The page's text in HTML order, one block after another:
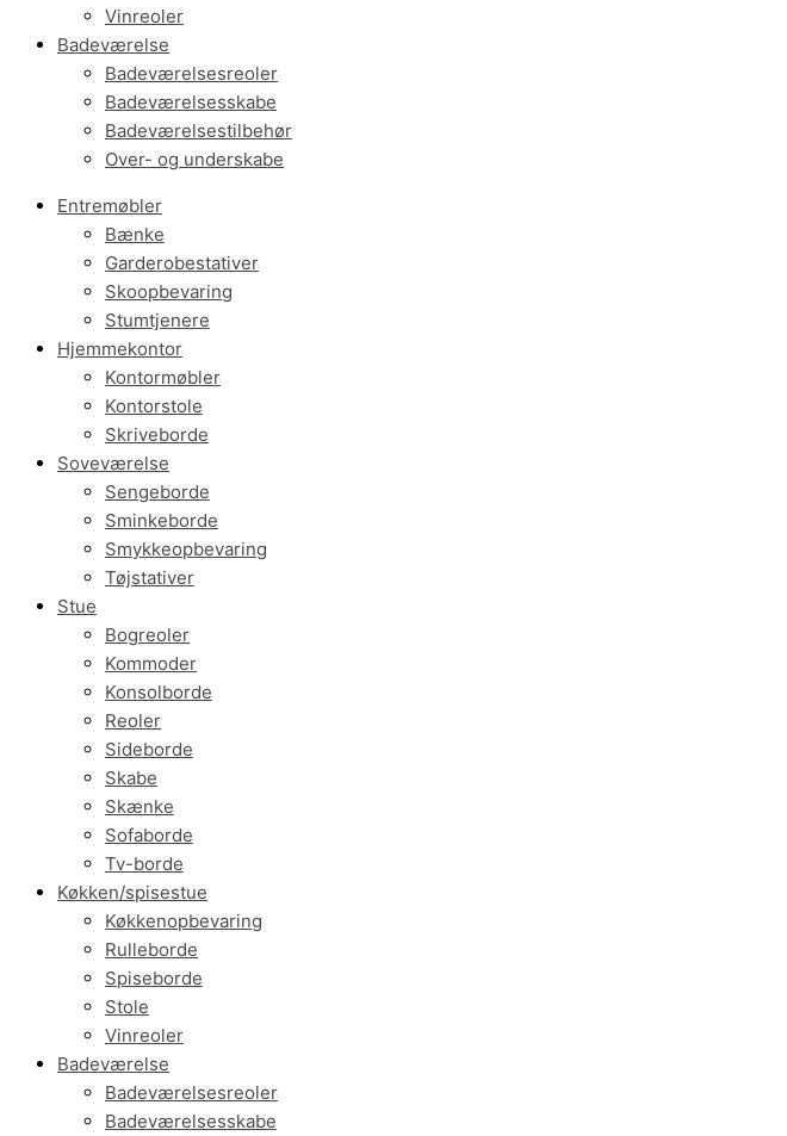
Vinreoler
Badeværelse
Badeværelsesreoler
Badeværelsesskabe
Badeværelsestilbehør
Over- og underskabe
Entremøbler
Bænke
Garderobestativer
Skoopbevaring
Stumtjenere
Hjemmekontor
Kontormøbler
Kontorstole
Skriveborde
Soveværelse
Sengeborde
Sminkeborde
Smykkeopbevaring
Tøjstativer
Stue
Bogreoler
Kommoder
Konsolborde
Reoler
Sideborde
Skabe
Skænke
Sofaborde
Tv-borde
Køkken/spisestue
Køkkenopbevaring
Rulleborde
Spiseborde
Stole
Vinreoler
Badeværelse
Badeværelsesreoler
Badeværelsesskabe